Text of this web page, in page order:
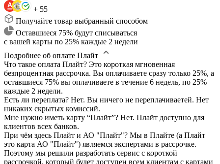
+ 55
Получайте товар выбранный способом
Оставшиеся 75% будут списываться
с вашей карты по 25% каждые 2 недели
Подробнее об оплате Плайт
Что такое оплата Плайт? Это короткая мгновенная
безпроцентная рассрочка. Вы оплачиваете сразу только 25%, а
оставшиеся 75% вы оплачиваете в течение 6 недель, по 25%
каждые 2 недели.
Есть ли переплата? Нет. Вы ничего не переплачиваетей. Нет
никаких скрытых комиссий.
Мне нужно иметь карту “Плайт”? Нет. Плайт доступно для
клиентов всех банков.
При чём здесь Плайт и АО "Плайт"? Мы в Плайте (а Плайт
это карта АО "Плайт") являемся экспертами в рассрочке.
Поэтому мы решили разработать сервис с короткой
рассрочкой, который будет доступен всем клиентам с картами